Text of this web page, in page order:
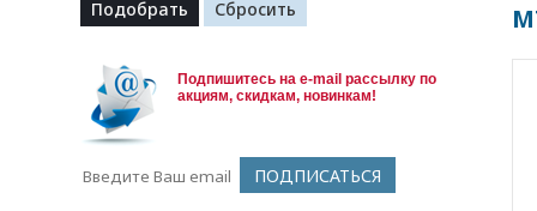
Подпишитесь на e-mail рассылку по
акциям, скидкам, новинкам!